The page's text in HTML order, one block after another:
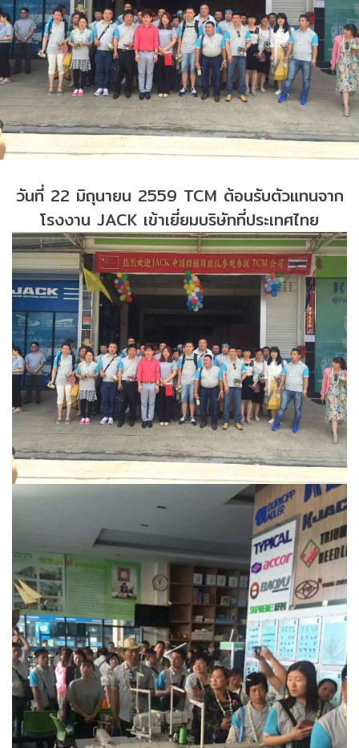
วันที่ 22 มิถุนายน 2559 TCM ต้อนรับตัวแทนจาก
โรงงาน JACK เข้าเยี่ยมบริษัทที่ประเทศไทย